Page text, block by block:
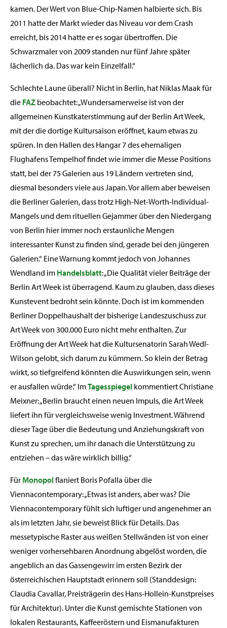
kamen. Der Wert von Blue-Chip-Namen halbierte sich. Bis
2011 hatte der Markt wieder das Niveau vor dem Crash
erreicht, bis 2014 hatte er es sogar übertroffen. Die
Schwarzmaler von 2009 standen nur fünf Jahre später
lächerlich da. Das war kein Einzelfall.“
Schlechte Laune überall? Nicht in Berlin, hat Niklas Maak für
die FAZ beobachtet: „Wundersamerweise ist von der
allgemeinen Kunstkaterstimmung auf der Berlin Art Week,
mit der die dortige Kultursaison eröffnet, kaum etwas zu
spüren. In den Hallen des Hangar 7 des ehemaligen
Flughafens Tempelhof findet wie immer die Messe Positions
statt, bei der 75 Galerien aus 19 Ländern vertreten sind,
diesmal besonders viele aus Japan. Vor allem aber beweisen
die Berliner Galerien, dass trotz High-Net-Worth-Individual-
Mangels und dem rituellen Gejammer über den Niedergang
von Berlin hier immer noch erstaunliche Mengen
interessanter Kunst zu finden sind, gerade bei den jüngeren
Galerien.“ Eine Warnung kommt jedoch von Johannes
Wendland im Handelsblatt: „Die Qualität vieler Beiträge der
Berlin Art Week ist überragend. Kaum zu glauben, dass dieses
Kunstevent bedroht sein könnte. Doch ist im kommenden
Berliner Doppelhaushalt der bisherige Landeszuschuss zur
Art Week von 300.000 Euro nicht mehr enthalten. Zur
Eröffnung der Art Week hat die Kultursenatorin Sarah Wedl-
Wilson gelobt, sich darum zu kümmern. So klein der Betrag
wirkt, so tiefgreifend könnten die Auswirkungen sein, wenn
er ausfallen würde.“ ImTagesspiegel kommentiert Christiane
Meixner: „Berlin braucht einen neuen Impuls, die Art Week
liefert ihn für vergleichsweise wenig Investment. Während
dieser Tage über die Bedeutung und Anziehungskraft von
Kunst zu sprechen, um ihr danach die Unterstützung zu
entziehen – das wäre wirklich billig.“
Für Monopol flaniert Boris Pofalla über die
Viennacontemporary: „Etwas ist anders, aber was? Die
Viennacontemporary fühlt sich luftiger und angenehmer an
als im letzten Jahr, sie beweist Blick für Details. Das
messetypische Raster aus weißen Stellwänden ist von einer
weniger vorhersehbaren Anordnung abgelöst worden, die
angeblich an das Gassengewirr im ersten Bezirk der
österreichischen Hauptstadt erinnern soll (Standdesign:
Claudia Cavallar, Preisträgerin des Hans-Hollein-Kunstpreises
für Architektur). Unter die Kunst gemischte Stationen von
lokalen Restaurants, Kaffeeröstern und Eismanufakturen